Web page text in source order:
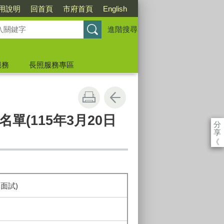
說明 回首頁 市府首頁 English
進階搜尋
長照服務專區
分
享
《
單(115年3月20日
試)